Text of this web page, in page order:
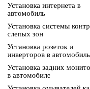
Установка интернета в
автомобиль
Установка системы
слепых зон
Установка розеток и
инверторов в автомобиль
Установка задних
в автомобиле